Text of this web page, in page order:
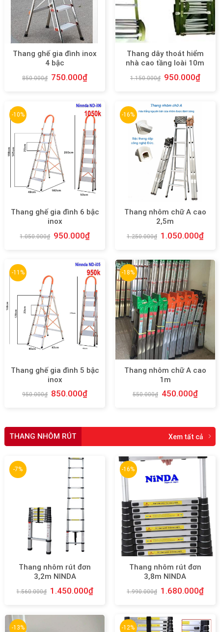
Thang ghế gia đình inox
4 bậc
850.000₫ 750.000₫
Thang dây thoát hiểm
nhà cao tầng loài 10m
1.150.000₫ 950.000₫
-10%
Thang ghế gia đình 6 bậc
inox
1.050.000₫ 950.000₫
-16%
Thang nhôm chữ A cao
2,5m
1.250.000₫ 1.050.000₫
-11%
Thang ghế gia đình 5 bậc
inox
950.000₫ 850.000₫
-18%
Thang nhôm chữ A cao
1m
550.000₫ 450.000₫
THANG NHÔM RÚT Xem tất cả
-7%
Thang nhôm rút đơn
3,2m NINDA
1.560.000₫ 1.450.000₫
-16%
Thang nhôm rút đơn
3,8m NINDA
1.990.000₫ 1.680.000₫
-13% -12%